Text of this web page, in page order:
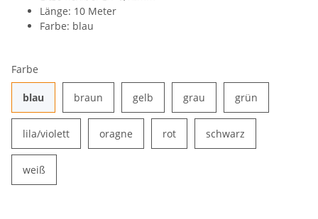
Länge: 10 Meter
Farbe: blau
Farbe
blau braun gelb grau grün
lila/violettlila/violettoragne oragnerotrot schwarz
weiß